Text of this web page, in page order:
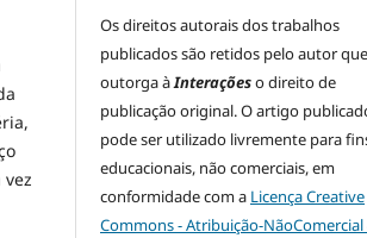
Os direitos autorais dos trabalhos
publicados são retidos pelo autor que
outorga àInteraçõeso direito de
publicação original. O artigo
pode ser utilizado livremente para
educacionais, não comerciais, em
conformidade com a Licença Creative
Commons - Atribuição-NãoComercial